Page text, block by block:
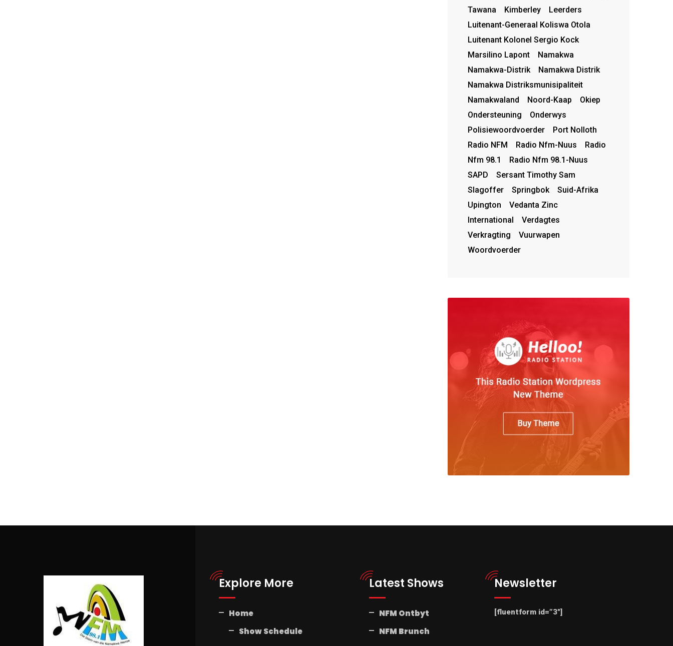
Tawana
Kimberley
Leerders
Luitenant-Generaal Koliswa Otola
Luitenant Kolonel Sergio Kock
Marsilino Lapont
Namakwa
Namakwa-Distrik
Namakwa Distrik
Namakwa Distriksmunisipaliteit
Namakwaland
Noord-Kaap
Okiep
Ondersteuning
Onderwys
Polisiewoordvoerder
Port Nolloth
Radio NFM
Radio Nfm-Nuus
Radio
Nfm 98.1
Radio Nfm 98.1-Nuus
SAPD
Sersant Timothy Sam
Slagoffer
Springbok
Suid-Afrika
Upington
Vedanta Zinc
International
Verdagtes
Verkragting
Vuurwapen
Woordvoerder
Explore More
Home
Show Schedule
Latest Shows
NFM Ontbyt
NFM Brunch
Newsletter
[fluentform id=”3″]